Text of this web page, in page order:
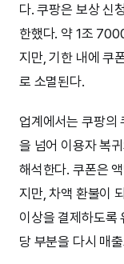
다. 쿠팡은 보상 신
한했다. 약 1조
지만, 기한 내에 쿠
로 소멸된다.
업계에서는 쿠팡의
을 넘어 이용자 복
해석한다. 쿠폰은
지만, 차액 환불이
이상을 결제하도록
당 부분을 다시 매